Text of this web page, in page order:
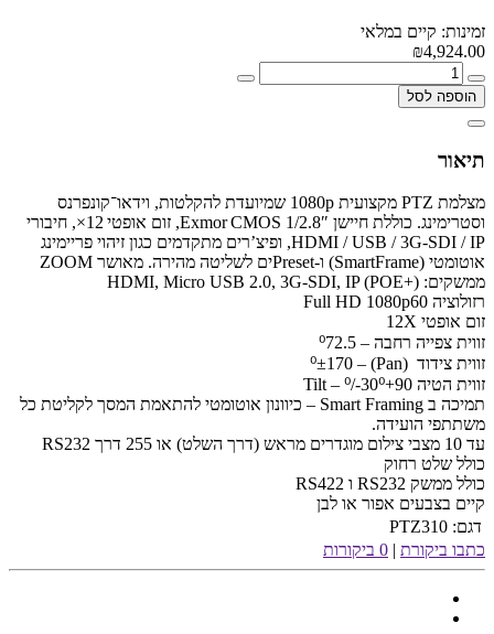
זמינות: קיים במלאי
₪4,924.00
הוספה לסל
תיאור
מצלמת PTZ מקצועית 1080p שמיועדת להקלטות, וידאו־קונפרנס
וסטרימינג. כוללת חיישן 1/2.8″ Exmor CMOS, זום אופטי 12×, חיבורי
HDMI / USB / 3G‑SDI / IP, ופיצ’רים מתקדמים כגון זיהוי פריימינג
אוטומטי (SmartFrame) ו‑Presetים לשליטה מהירה. מאושר ZOOM
ממשקים: HDMI, Micro USB 2.0, 3G-SDI, IP (POE+)
רזולוציה Full HD 1080p60
זום אופטי 12X
זווית צפייה רחבה – ⁰72.5
זווית צידוד (Pan) – ⁰±170
זווית הטיה Tilt – ⁰/-30⁰+90
תמיכה ב Smart Framing – כיוונון אוטומטי להתאמת המסך לקליטת כל
משתתפי הועידה.
עד 10 מצבי צילום מוגדרים מראש (דרך השלט) או 255 דרך RS232
כולל שלט רחוק
כולל ממשק RS232 ו RS422
קיים בצבעים אפור או לבן
דגם: PTZ310
כתבו ביקורת | 0 ביקורות